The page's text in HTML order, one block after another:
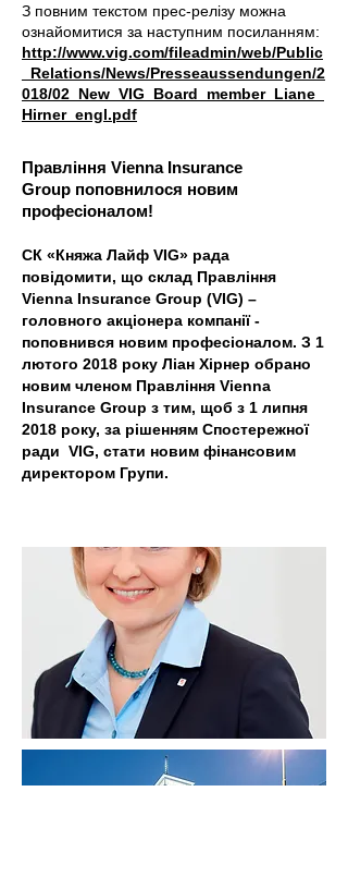
З повним текстом прес-релізу можна
ознайомитися за наступним посиланням:
http://www.vig.com/fileadmin/web/Public
_Relations/News/Presseaussendungen/2
018/02_New_VIG_Board_member_Liane_
Hirner_engl.pdf
Правління Vienna Insurance
Group поповнилося новим
професіоналом!
СК «Княжа Лайф VIG» рада
повідомити, що склад Правління
Vienna Insurance Group (VIG) –
головного акціонера компанії -
поповнився новим професіоналом. З 1
лютого 2018 року Ліан Хірнер обрано
новим членом Правління Vienna
Insurance Group з тим, щоб з 1 липня
2018 року, за рішенням Спостережної
ради VIG, стати новим фінансовим
директором Групи.